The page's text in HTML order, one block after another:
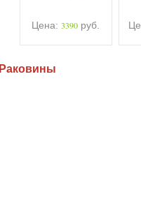
Цена: 3390 руб.
Раковины